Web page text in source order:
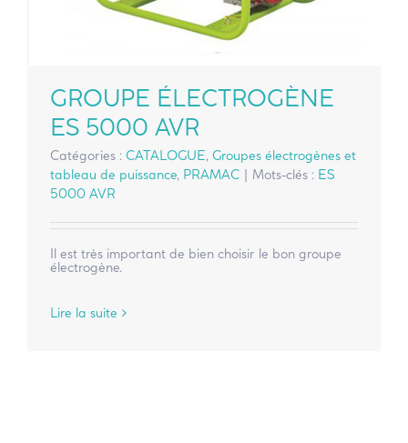
GROUPE ÉLECTROGÈNE
ES 5000 AVR
Catégories : CATALOGUE, Groupes électrogènes et
tableau de puissance, PRAMAC | Mots-clés : ES
5000 AVR
Il est très important de bien choisir le bon groupe
électrogène.
Lire la suite